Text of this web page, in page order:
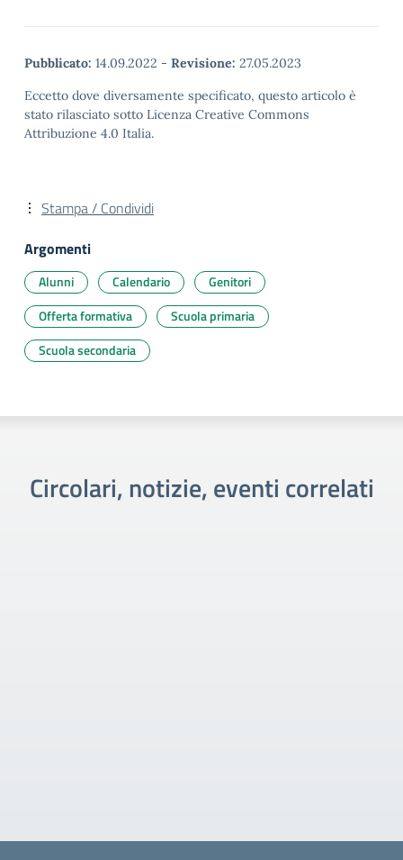
Pubblicato: 14.09.2022 - Revisione: 27.05.2023
Eccetto dove diversamente specificato, questo articolo è
stato rilasciato sotto Licenza Creative Commons
Attribuzione 4.0 Italia.
Stampa / Condividi
Argomenti
Alunni Calendario
Genitori
Offerta formativa
Scuola primaria
Scuola secondaria
Circolari, notizie, eventi correlati